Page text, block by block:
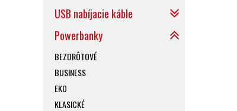
USB nabíjacie káble
Powerbanky
BEZDRÔTOVÉ
BUSINESS
EKO
KLASICKÉ